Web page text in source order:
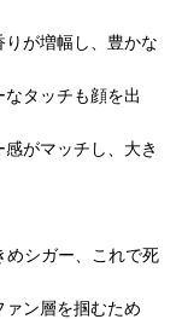
りが増幅し、豊かな
タッチも顔を出
がマッチし、大き
めシガー、これで死
ァン層を掴むため